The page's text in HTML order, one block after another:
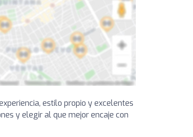
estilo propio y excelentes
y elegir al que mejor encaje con